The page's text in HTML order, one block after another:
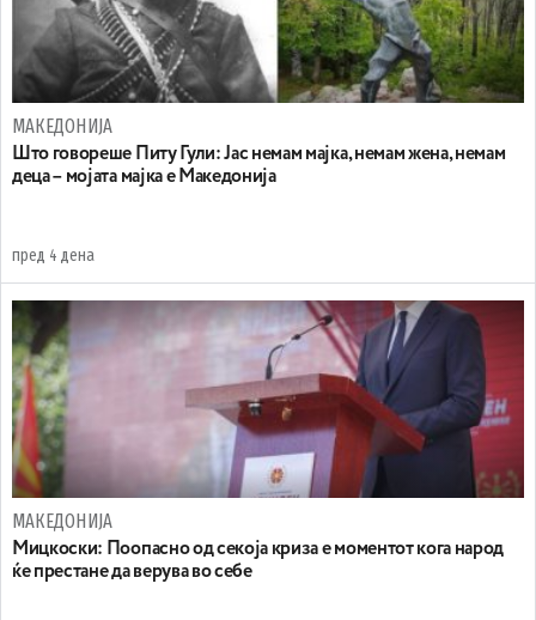
МАКЕДОНИЈА
Што говореше Питу Гули: Јас немам мајка, немам жена, немам
деца – мојата мајка е Македонија
пред 4 дена
МАКЕДОНИЈА
Мицкоски: Поопасно од секоја криза е моментот кога народ
ќе престане да верува во себе